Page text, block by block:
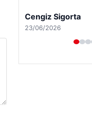
Hastaş Beton
26/05/2026